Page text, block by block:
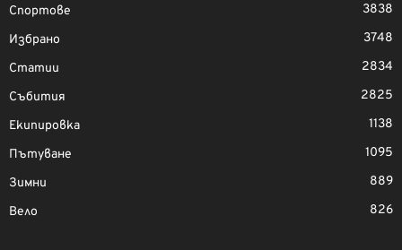
Спортове
3838
Избрано
3748
Статии
2834
Събития
2825
Екипировка
1138
Пътуване
1095
Зимни
889
Вело
826